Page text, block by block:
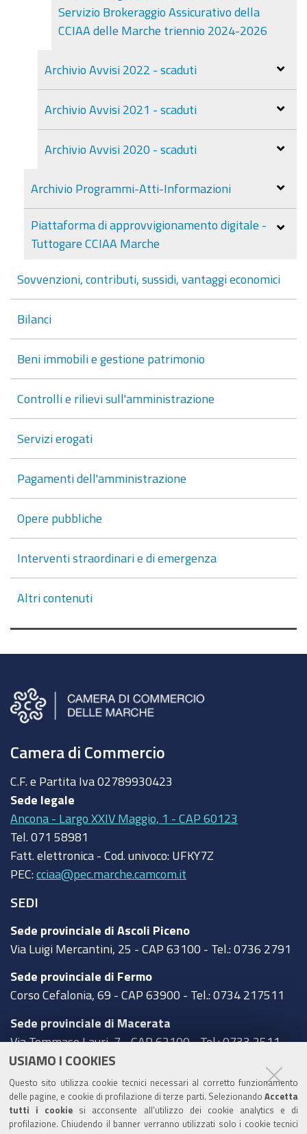
USIAMO I COOKIES
Questo sito utilizza cookie tecnici necessari al corretto funzionamento
delle pagine, e cookie di profilazione di terze parti. Selezionando Accetta
tutti i cookie si acconsente all’utilizzo dei cookie analytics e di
profilazione. Chiudendo il banner verranno utilizzati solo i cookie tecnici
Servizio Brokeraggio Assicurativo della
CCIAA delle Marche triennio 2024-2026
Archivio Avvisi 2022 - scaduti
Archivio Avvisi 2021 - scaduti
Archivio Avvisi 2020 - scaduti
Archivio Programmi-Atti-Informazioni
Piattaforma di approvvigionamento digitale -
Tuttogare CCIAA Marche
Sovvenzioni, contributi, sussidi, vantaggi economici
Bilanci
Beni immobili e gestione patrimonio
Controlli e rilievi sull'amministrazione
Servizi erogati
Pagamenti dell'amministrazione
Opere pubbliche
Interventi straordinari e di emergenza
Altri contenuti
Camera di Commercio
C.F. e Partita Iva 02789930423
Sede legale
Ancona - Largo XXIV Maggio, 1 - CAP 60123
Tel. 071 58981
Fatt. elettronica - Cod. univoco: UFKY7Z
PEC: cciaa@pec.marche.camcom.it
SEDI
Sede provinciale di Ascoli Piceno
Via Luigi Mercantini, 25 - CAP 63100 - Tel.: 0736 2791
Sede provinciale di Fermo
Corso Cefalonia, 69 - CAP 63900 - Tel.: 0734 217511
Sede provinciale di Macerata
Via Tommaso Lauri, 7 - CAP 62100 - Tel.: 0733 2511
Sede provinciale di Pesaro Urbino
Corso XI Settembre, 116 - CAP 61121 - Tel.: 0721
3571